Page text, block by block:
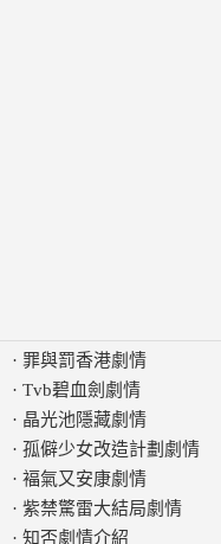
· 罪與罰香港劇情
· Tvb碧血劍劇情
· 晶光池隱藏劇情
· 孤僻少女改造計劃劇情
· 褔氣又安康劇情
· 紫禁驚雷大結局劇情
· 知否劇情介紹